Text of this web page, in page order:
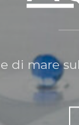
di mare